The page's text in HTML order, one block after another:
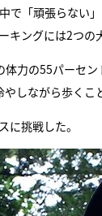
「頑張らない
ングには2つの
力の55パーセ
しながら歩くこ
挑戦した。